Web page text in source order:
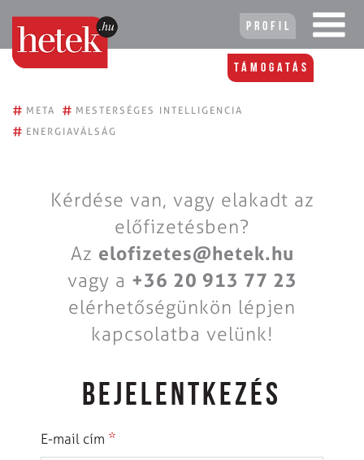
Profil
Támogatás
# META # MESTERSÉGES INTELLIGENCIA
# ENERGIAVÁLSÁG
Kérdése van, vagy elakadt az
előfizetésben?
Az elofizetes@hetek.hu
vagy a +36 20 913 77 23
elérhetőségünkön lépjen
kapcsolatba velünk!
BEJELENTKEZÉS
E-mail cím *